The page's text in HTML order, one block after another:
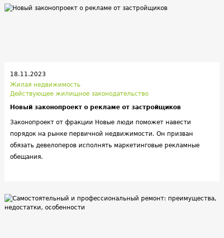
требования. Однако по закону из этого правила есть ряд
18.11.2023
Жилая недвижимость
Действующее жилищное законодательство
Новый законопроект о рекламе от застройщиков
Законопроект от фракции Новые люди поможет навести
порядок на рынке первичной недвижимости. Он призван
обязать девелоперов исполнять маркетинговые рекламные
обещания.